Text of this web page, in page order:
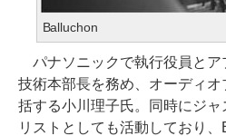
Balluchon
パナソニックで執行役員とア
技術本部長を務め、オーディ
括する小川理子氏。同時にジ
リストとしても活動しており